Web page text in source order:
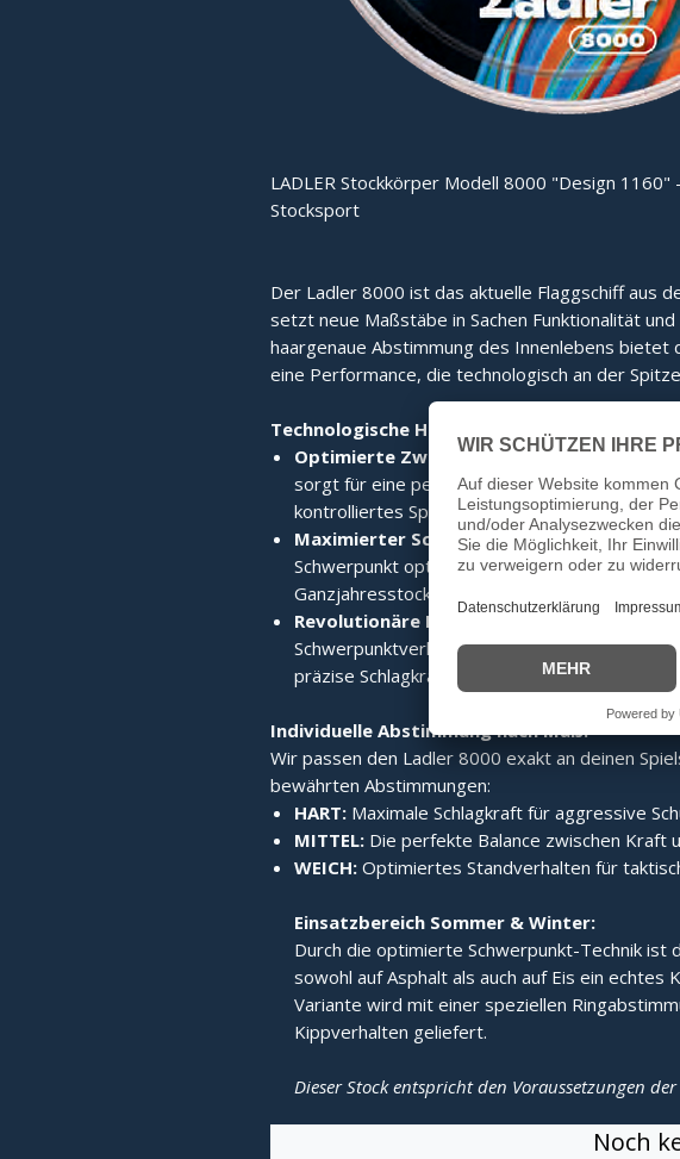
LADLER Stockkörper Modell 8000 "Design 1160"
Stocksport
Der Ladler 8000 ist das aktuelle Flaggschiff aus
setzt neue Maßstäbe in Sachen Funktionalität und
haargenaue Abstimmung des Innenlebens bietet
eine Performance, die technologisch an der
Technologische Highlights:
Optimierte Zwischenplatte:Das eigens
sorgt für eine perfekte Kraftübertragung und
kontrolliertes Spielgefühl.
Maximierter Schwerpunkt:Dank des
Schwerpunkt optimiert verlagert, was den
Ganzjahresstock macht.
Revolutionäre Laufruhe:
Die Technik der
Schwerpunktverlagerung sorgt für ein stabiles
präzise Schlagkraft.
Individuelle Abstimmung nach Maß:
Wir passen den Ladler 8000 exakt an deinen
bewährten Abstimmungen:
HART: Maximale Schlagkraft für aggressive
MITTEL: Die perfekte Balance zwischen Kraft
WEICH: Optimiertes Standverhalten für
Einsatzbereich Sommer & Winter:
Durch die optimierte Schwerpunkt-Technik ist
sowohl auf Asphalt als auch auf Eis ein echtes
Variante wird mit einer speziellen
Kippverhalten geliefert.
Dieser Stock entspricht den Voraussetzungen der
Noch